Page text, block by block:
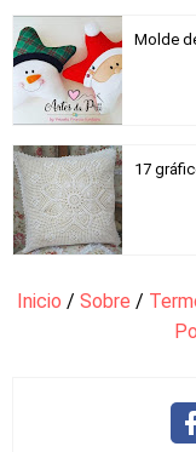
Molde
17
Inicio / Sobre /